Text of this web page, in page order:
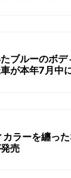
ブルーのボ
が本年7月中
ラーを纏っ
売